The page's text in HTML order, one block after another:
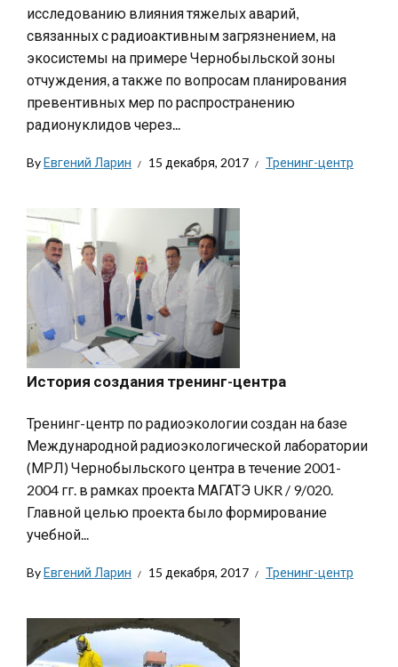
исследованию влияния тяжелых аварий,
связанных с радиоактивным загрязнением, на
экосистемы на примере Чернобыльской зоны
отчуждения, а также по вопросам планирования
превентивных мер по распространению
радионуклидов через...
ByЕвгений Ларин 15 декабря, 2017 Тренинг-центр
История создания тренинг-центра
Тренинг-центр по радиоэкологии создан на базе
Международной радиоэкологической лаборатории
(МРЛ) Чернобыльского центра в течение 2001-
2004 гг. в рамках проекта МАГАТЭ UKR / 9/020.
Главной целью проекта было формирование
учебной...
ByЕвгений Ларин 15 декабря, 2017 Тренинг-центр